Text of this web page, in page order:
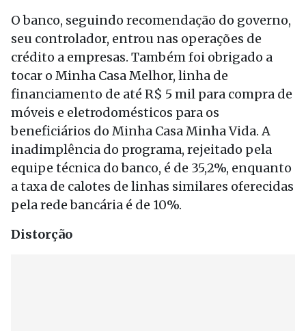
O banco, seguindo recomendação do governo,
seu controlador, entrou nas operações de
crédito a empresas. Também foi obrigado a
tocar o Minha Casa Melhor, linha de
financiamento de até R$ 5 mil para compra de
móveis e eletrodomésticos para os
beneficiários do Minha Casa Minha Vida. A
inadimplência do programa, rejeitado pela
equipe técnica do banco, é de 35,2%, enquanto
a taxa de calotes de linhas similares oferecidas
pela rede bancária é de 10%.
Distorção